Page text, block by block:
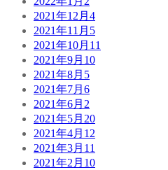
2021年12月 4
2021年11月 5
2021年10月 11
2021年9月 10
2021年8月 5
2021年7月 6
2021年6月 2
2021年5月 20
2021年4月 12
2021年3月 11
2021年2月 10